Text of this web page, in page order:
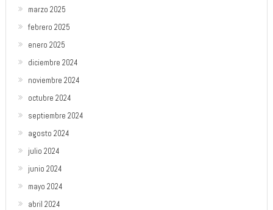
marzo 2025
febrero 2025
enero 2025
diciembre 2024
noviembre 2024
octubre 2024
septiembre 2024
agosto 2024
julio 2024
junio 2024
mayo 2024
abril 2024